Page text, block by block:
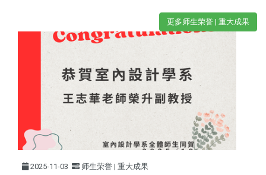
更多师生荣誉 | 重大成果
2025-11-03 师生荣誉 | 重大成果